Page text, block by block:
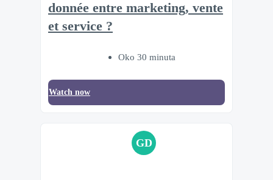
donnée entre marketing, vente
et service ?
Oko 30 minuta
Watch now
GD